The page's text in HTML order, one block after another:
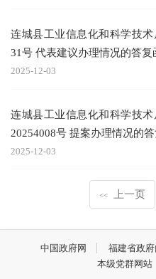
连城县工业信息化和科学技
31号 代表建议办理情况的答复
2025-12-03
连城县工业信息化和科学技
20254008号 提案办理情况的
2025-12-03
<< 上一页
中国政府网 福建省政
本级党群网站